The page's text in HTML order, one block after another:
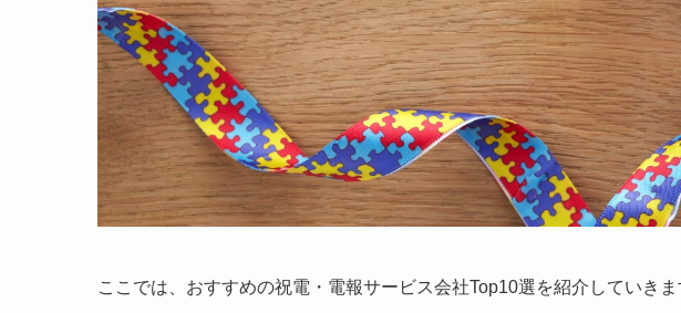
ここでは、おすすめの祝電・電報サービス会社Top10選を紹介していきま